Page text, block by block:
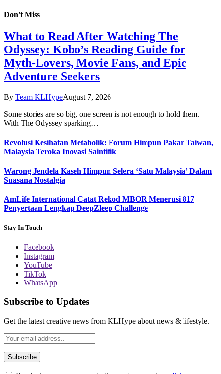
Don't Miss
What to Read After Watching The
Odyssey: Kobo’s Reading Guide for
Myth-Lovers, Movie Fans, and Epic
Adventure Seekers
By Team KLHypeAugust 7, 2026
Some stories are so big, one screen is not enough to hold them.
With The Odyssey sparking…
Revolusi Kesihatan Metabolik: Forum Himpun Pakar Taiwan,
Malaysia Teroka Inovasi Saintifik
Warong Jendela Kaseh Himpun Selera ‘Satu Malaysia’ Dalam
Suasana Nostalgia
AmLife International Catat Rekod MBOR Menerusi 817
Penyertaan Lengkap DeepZleep Challenge
Stay In Touch
Facebook
Instagram
YouTube
TikTok
WhatsApp
Subscribe to Updates
Get the latest creative news from KLHype about news & lifestyle.